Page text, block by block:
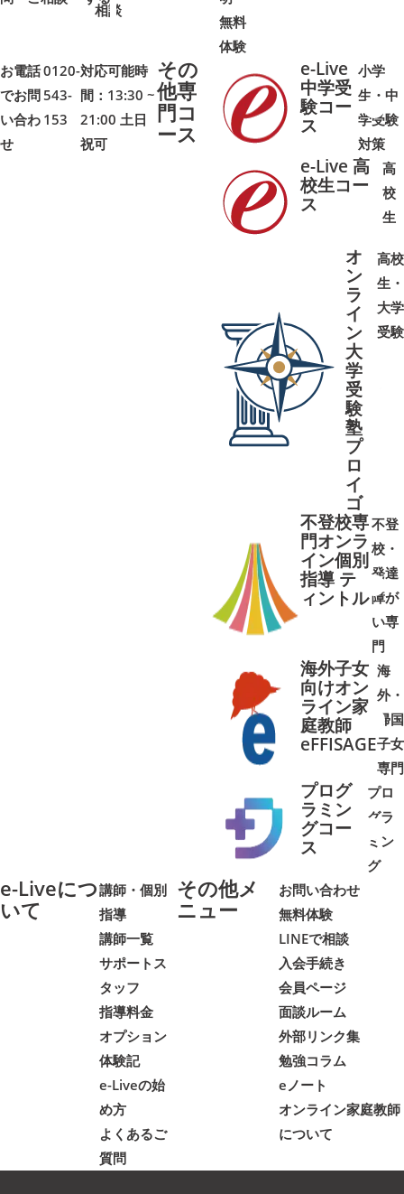
相談
無料
体験
お電話
でお問
い合わ
せ
0120-
543-
153
対応可能時
間：13:30 ~
21:00 土日
祝可
その
他専
門コ
ース
e-Live
中学受
験コー
ス
小学
生・中
学受験
対策
➜➜
e-Live 高
校生コー
ス
高
校
生
➜➜
オ
ン
ラ
イ
ン
大
学
受
験
塾
プ
ロ
イ
ゴ
高校
生・
大学
受験
不登校専
門オンラ
イン個別
指導 テ
ィントル
不登
校・
発達
障が
い専
門
➜➜
海外子女
向けオン
ライン家
庭教師
eFFISAGE
海
外・
帰国
子女
専門
➜➜
プログ
ラミン
グコー
ス
プロ
グラ
ミン
グ
➜➜
e-Liveにつ
いて
講師・個別
指導
講師一覧
サポートス
タッフ
指導料金
オプション
体験記
e-Liveの始
め方
よくあるご
質問
その他メ
ニュー
お問い合わせ
無料体験
LINEで相談
入会手続き
会員ページ
面談ルーム
外部リンク集
勉強コラム
eノート
オンライン家庭教師
について